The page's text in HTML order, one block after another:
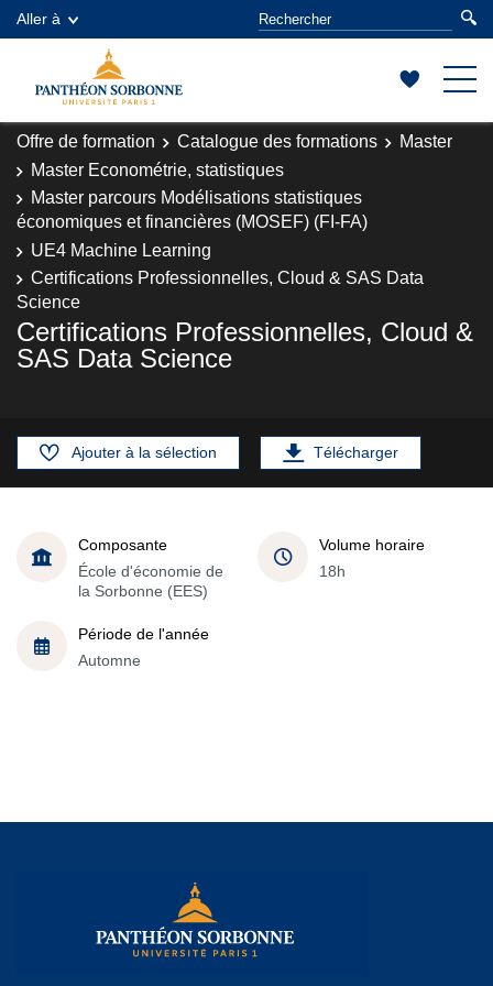
Aller à
Offre de formation Catalogue des formations
Master
Master Econométrie, statistiques
Master parcours Modélisations statistiques
économiques et financières (MOSEF) (FI-FA)
UE4 Machine Learning
Certifications Professionnelles, Cloud & SAS Data
Science
Certifications Professionnelles, Cloud &
SAS Data Science
Ajouter à la sélection Télécharger
Composante
École d'économie de
la Sorbonne (EES)
Volume horaire
18h
Période de l'année
Automne